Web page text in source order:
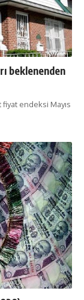
beklenenden
endeksi Mayıs